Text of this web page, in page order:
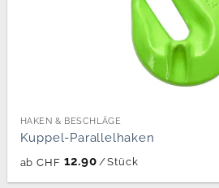
HAKEN & BESCHLÄGE
Kuppel-Parallelhaken
ab CHF 12.90 /Stück